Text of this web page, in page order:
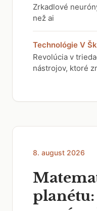
Zrkadlové
než ai
Technológie V
Revolúcia v
nástrojov, ktoré
8. august 2026